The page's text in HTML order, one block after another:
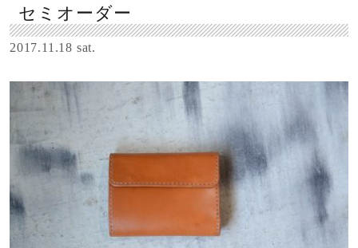
セミオーダー
2017.11.18 sat.